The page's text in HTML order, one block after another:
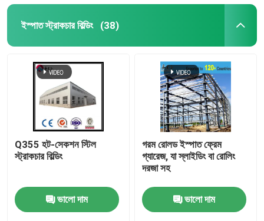
ইস্পাত স্ট্রাকচার বিল্ডিং (38)
Q355 হট-সেকশন স্টিল
স্ট্রাকচার বিল্ডিং
ভালো দাম
গরম রোলড ইস্পাত ফ্রেম
গ্যারেজ, যা স্লাইডিং বা রোলিং
দরজা সহ
ভালো দাম